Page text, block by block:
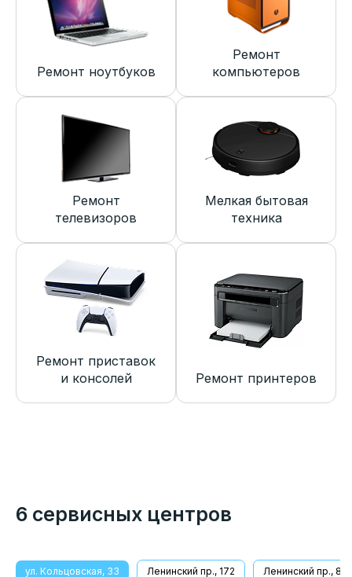
Ремонт ноутбуков
Ремонт
компьютеров
Ремонт
телевизоров
Мелкая бытовая
техника
Ремонт приставок
и консолей
Ремонт принтеров
6 сервисных центров
ул. Кольцовская, 33 Ленинский пр., 172 Ленинский пр., 8/1